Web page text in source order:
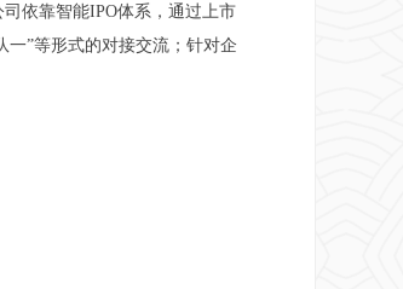
依靠智能IPO体系，通过上市
一”等形式的对接交流；针对企